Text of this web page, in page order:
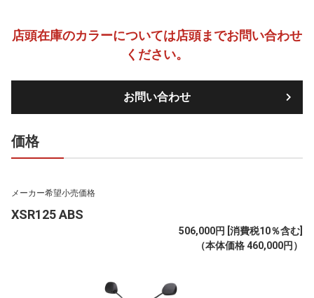
店頭在庫のカラーについては店頭までお問い合わせ
ください。
お問い合わせ
価格
メーカー希望小売価格
XSR125 ABS
506,000円 [消費税10％含む]
（本体価格 460,000円）